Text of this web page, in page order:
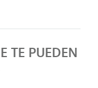
TE PUEDEN